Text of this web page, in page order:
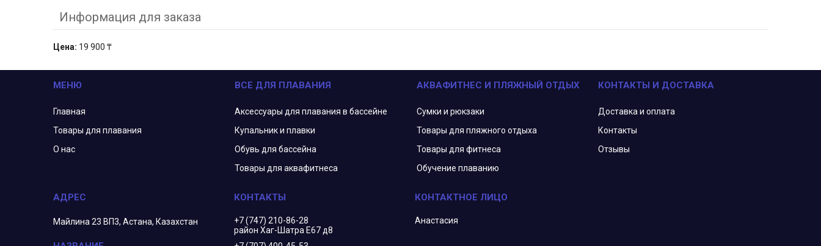
Информация для заказа
Цена: 19 900 ₸
МЕНЮ
Главная
Товары для плавания
О нас
ВСЕ ДЛЯ ПЛАВАНИЯ
Аксессуары для плавания в бассейне
Купальник и плавки
Обувь для бассейна
Товары для аквафитнеса
АКВАФИТНЕС И ПЛЯЖНЫЙ ОТДЫХ
Сумки и рюкзаки
Товары для пляжного отдыха
Товары для фитнеса
Обучение плаванию
КОНТАКТЫ И ДОСТАВКА
Доставка и оплата
Контакты
Отзывы
Майлина 23 ВП3, Астана, Казахстан
+7 (747) 210-86-28
район Хаг-Шатра Е67 д8
Анастасия